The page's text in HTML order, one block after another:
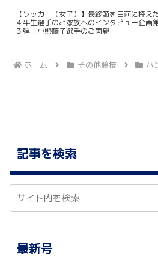
【ソッカー（女子）】最終節を目前に控え
４年生選手のご家族へのインタビュー企画
３弾！小熊藤子選手のご両親
ホーム その他競技 ハ
記事を検索
最新号